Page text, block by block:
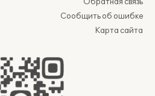
Сообщить об ошибке
Карта сайта